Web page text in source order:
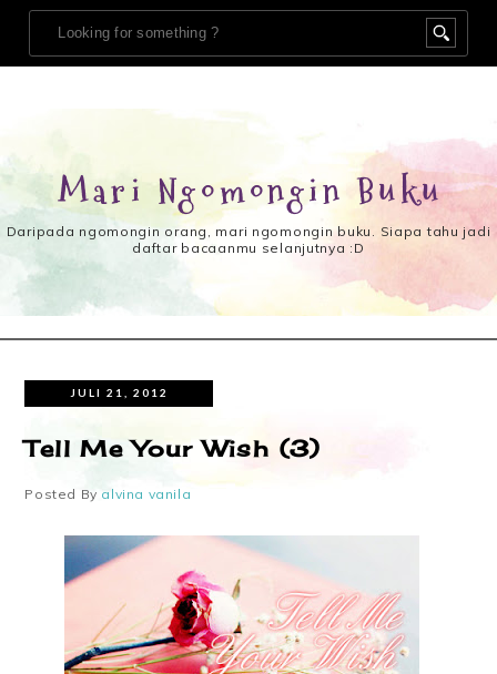
Mari Ngomongin Buku
Daripada ngomongin orang, mari ngomongin buku. Siapa tahu jadi
daftar bacaanmu selanjutnya :D
JULI 21, 2012
Tell Me Your Wish (3)
Posted By alvina vanila